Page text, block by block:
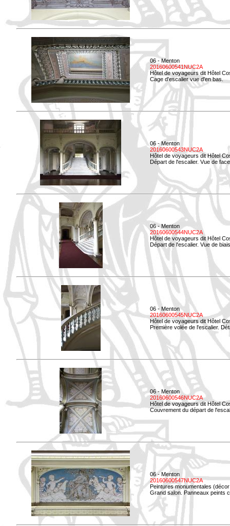
06 - Menton
20160600541NUC2A
Hôtel de voyageurs dit Hôtel
Cage d'escalier vue d'en bas.
06 - Menton
20160600543NUC2A
Hôtel de voyageurs dit Hôtel
Départ de l'escalier. Vue de
06 - Menton
20160600544NUC2A
Hôtel de voyageurs dit Hôtel
Départ de l'escalier. Vue de
06 - Menton
20160600545NUC2A
Hôtel de voyageurs dit Hôtel
Première volée de l'escalier.
06 - Menton
20160600546NUC2A
Hôtel de voyageurs dit Hôtel
Couvrement du départ de
06 - Menton
20160600547NUC2A
Peintures monumentales
Grand salon. Panneaux peints